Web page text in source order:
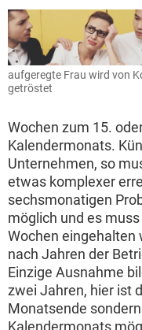
aufgeregte Frau wird von
getröstet
Wochen zum 15.
Kalendermonats.
Unternehmen, so
etwas komplexer
sechsmonatigen
möglich und es
Wochen eingehalten
nach Jahren der
Einzige Ausnahme
zwei Jahren, hier ist
Monatsende
Kalendermonats